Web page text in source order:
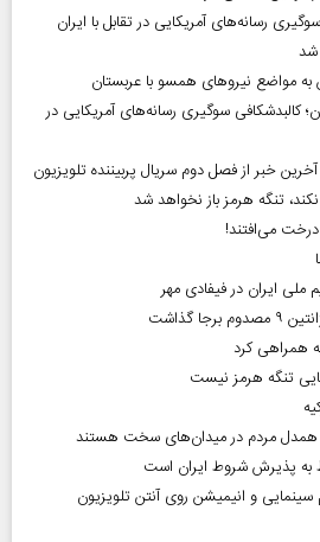
رسانه‌های آمریکایی در تقابل با ایران
شد
مواضع نیروهای همسو با عربستان
کالبدشکافی سوگیری رسانه‌های آمریکایی در
تنگه هرمز باز نخواهد شد
می‌افتند!
گذاشت
همراهی کرد
تنگه هرمز نیست
همدل مردم در میدان‌های سخت هستند
به پذیرش شروط ایران است